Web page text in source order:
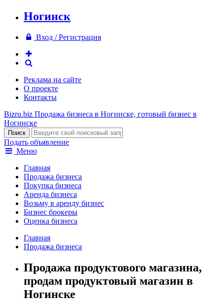
Ногинск
Вход / Регистрация
Реклама на сайте
О проекте
Контакты
Bizru.biz Продажа бизнеса в Ногинске, готовый бизнес в
Ногинске
Подать объявление
Меню
Главная
Продажа бизнеса
Покупка бизнеса
Аренда бизнеса
Возьму в аренду бизнес
Бизнес брокеры
Оценка бизнеса
Главная
Продажа бизнеса
Продажа продуктового магазина,
продам продуктовый магазин в
Ногинске